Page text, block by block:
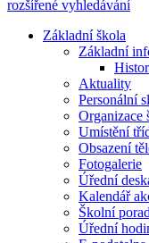
rozšířené vyhledávání
Základní škola
Základní
Aktuality
Personální
Organizace
Umístění
Obsazení
Fotogalerie
Úřední
Kalendář
Školní
Úřední